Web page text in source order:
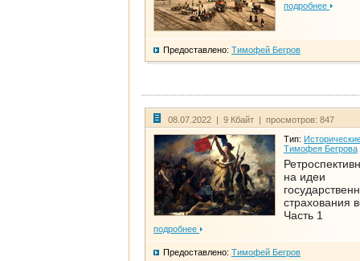
подробнее
Предоставлено: Тимофей Бегров
08.07.2022 | 9 Кбайт | просмотров: 847
Тип:
Тимофея Бегрова
на идеи
страхования
Часть 1
подробнее
Предоставлено: Тимофей Бегров